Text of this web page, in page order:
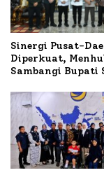
Sinergi Pusat-
Diperkuat,
Sambangi Bupati
Mutiara Sentosa